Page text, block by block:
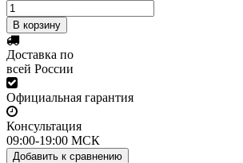
Доставка по
всей России
Официальная гарантия
Консультация
09:00-19:00 МСК